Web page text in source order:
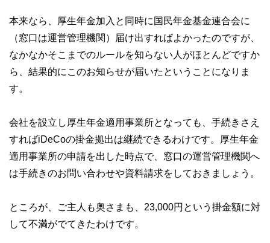
本来なら、厚生年金加入と同時に国民年金基金連合会に
（窓口は運営管理機関）届け出すればよかったのですが、
なかなかそこまでのルールを知らない人がほとんどですか
ら、結果的にこのお知らせが届いたということになりま
す。
会社を設立し厚生年金適用事業所となっても、手続きさえ
すればiDeCoの掛金拠出は継続できるわけです。厚生年金
適用事業所の申請を出した時点で、窓口の運営管理機関へ
は手続きのお問い合わせや資料請求をしておきましょう。
ところが、ご主人も奥さまも、23,000円という掛金額に対
して不満がでてきたわけです。